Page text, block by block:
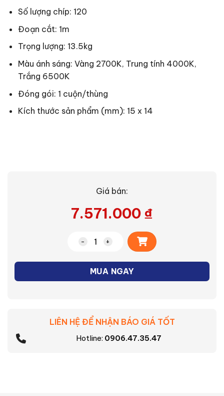
Số lượng chíp: 120
Đoạn cắt: 1m
Trọng lượng: 13.5kg
Màu ánh sáng: Vàng 2700K, Trung tính 4000K,
Trắng 6500K
Đóng gói: 1 cuộn/thùng
Kích thước sản phẩm (mm): 15 x 14
Giá bán:
7.571.000 ₫
Đèn LED dây ngoài trời 120 chip
MUA NGAY
Alternative:
LIÊN HỆ ĐỂ NHẬN BÁO GIÁ TỐT
Hotline: 0906.47.35.47